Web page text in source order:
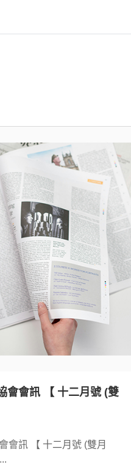
會會訊 【 十二月號 (雙
會訊 【 十二月號 (雙月